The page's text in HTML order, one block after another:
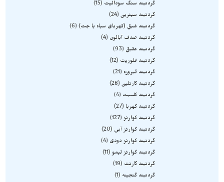
گردنبند سنگ سودالیت
15
گردنبند سیترین 24
گردنبند شبق (کهربای سیاه یا جت) 6
گردنبند صدف آبالون
4
گردنبند عقیق
93
گردنبند فلوریت
12
گردنبند فیروزه
21
گردنبند کارنلین 28
گردنبند کلسیت
4
گردنبند کهربا
27
گردنبند کوارتز 127
گردنبند کوارتز آبی
20
گردنبند کوارتز دودی
4
گردنبند کوارتز لیمو 11
گردنبند گارنت
19
گردنبند گنجینه
1